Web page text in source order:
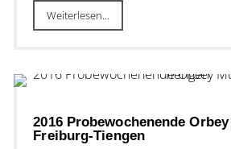
Weiterlesen…
2016 Probewochenende
Freiburg-Tiengen